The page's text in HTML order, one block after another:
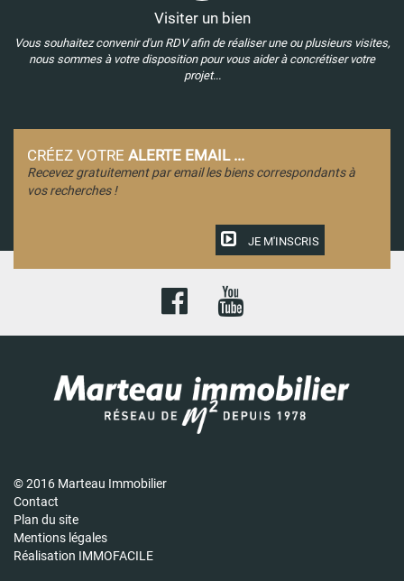
Visiter un bien
Vous souhaitez convenir d'un RDV afin de réaliser une ou plusieurs visites,
nous sommes à votre disposition pour vous aider à concrétiser votre
projet...
CRÉEZ VOTRE ALERTE EMAIL ...
Recevez gratuitement par email les biens correspondants à
vos recherches !
JE M'INSCRIS
© 2016 Marteau Immobilier
Contact
Plan du site
Mentions légales
Réalisation IMMOFACILE